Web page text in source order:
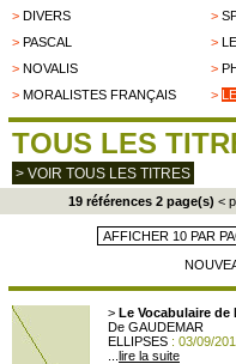
> DIVERS >
> PASCAL >
> NOVALIS >
> MORALISTES FRANÇAIS >
TOUS LES
> VOIR TOUS LES TITRES
19 références 2 page(s) <
> Le Vocabulaire
De GAUDEMAR
ELLIPSES : 03/09/
lire la suite